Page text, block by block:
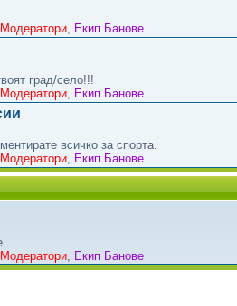
Екип Банове
град/село!!!
Екип Банове
всичко за спорта.
Екип Банове
Екип Банове